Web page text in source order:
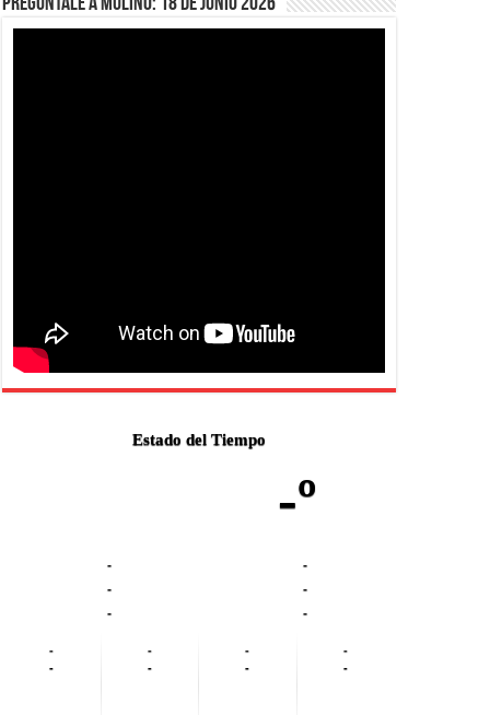
Pregúntale a Mulino: 18 de junio 2026
Estado del Tiempo
-º
-
-
-
-
-
-
-
-
-
-
-
-
-
-